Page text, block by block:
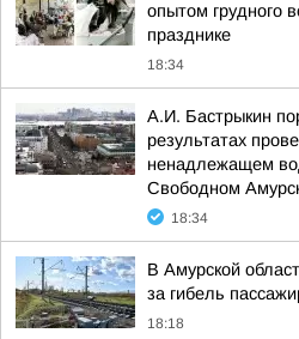
опытом грудного
празднике
18:34
А.И. Бастрыкин
результатах
ненадлежащем
Свободном
18:34
В Амурской
за гибель
18:18